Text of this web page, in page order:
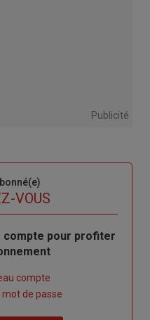
Publicité
VOUS
compte pour profiter
compte
de passe